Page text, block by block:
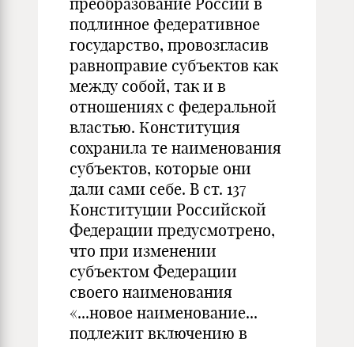
подлинное федеративное
государство, провозгласив
равноправие субъектов как
между собой, так и в
отношениях с федеральной
властью. Конституция
сохранила те наименования
субъектов, которые они
дали сами себе. В ст. 137
Конституции Российской
Федерации предусмотрено,
что при изменении
субъектом Федерации
своего наименования
«...новое наименование...
подлежит включению в